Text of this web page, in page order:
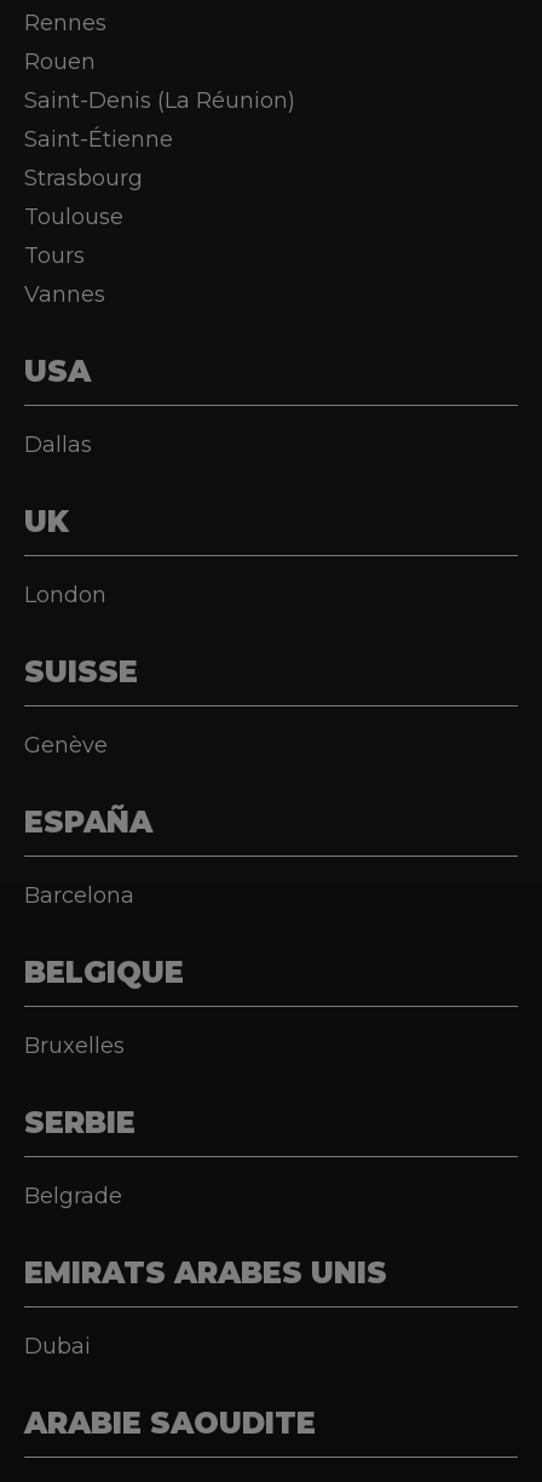
Rennes
Rouen
Saint-Denis (La Réunion)
Saint-Étienne
Strasbourg
Toulouse
Tours
Vannes
USA
Dallas
UK
London
SUISSE
Genève
ESPAÑA
Barcelona
BELGIQUE
Bruxelles
SERBIE
Belgrade
EMIRATS ARABES UNIS
Dubai
ARABIE SAOUDITE